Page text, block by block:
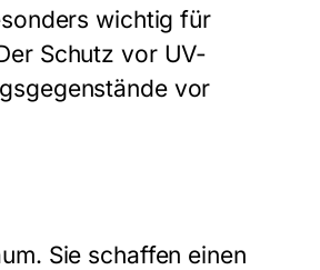
wichtig für
Schutz vor UV-
vor
Sie schaffen einen